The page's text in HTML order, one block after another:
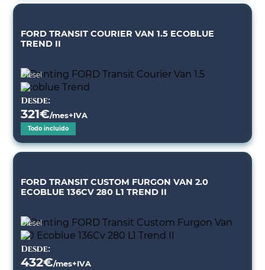
FORD TRANSIT COURIER VAN 1.5 ECOBLUE
TREND II
Diésel
Desde:
321€/mes+IVA
Todo incluido
FORD TRANSIT CUSTOM FURGON VAN 2.0
ECOBLUE 136CV 280 L1 TREND II
Diésel
Desde:
432€/mes+IVA